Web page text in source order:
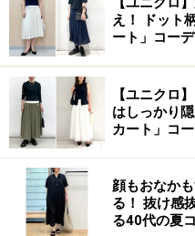
え！ ドット
ート」コーデ
【ユニクロ
はしっかり
カート」コ
顔もおなか
る！ 抜け感
る40代の夏